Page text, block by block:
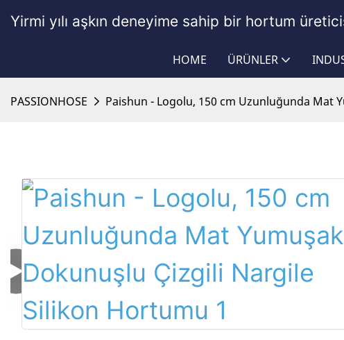
Yirmi yılı aşkın deneyime sahip bir hortum
HOME ÜRÜNLER
PASSIONHOSE Paishun - Logolu, 150 cm Uzunluğunda Mat